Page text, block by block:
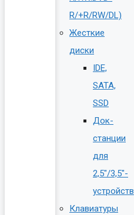
R/+R/RW/DL)
Жесткие
диски
IDE,
SATA,
SSD
Док-
станции
для
2,5″/3,5″-
устройств
Клавиатуры